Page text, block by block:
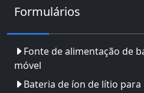
Formulários
Fonte de alimentação de
móvel
Bateria de íon de lítio para